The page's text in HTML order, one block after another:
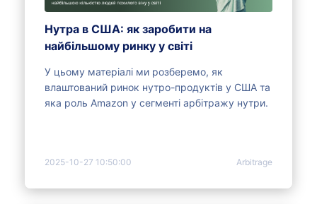
Нутра в США: як заробити на
найбільшому ринку у світі
У цьому матеріалі ми розберемо, як
влаштований ринок нутро-продуктів у США та
яка роль Amazon у сегменті арбітражу нутри.
2025-10-27 10:50:00 Arbitrage